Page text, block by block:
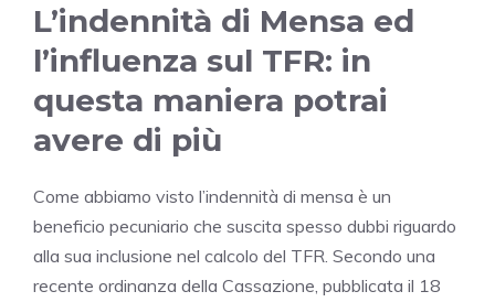
L’indennità di Mensa ed
l’influenza sul TFR: in
questa maniera potrai
avere di più
Come abbiamo visto l’indennità di mensa è un
beneficio pecuniario che suscita spesso dubbi riguardo
alla sua inclusione nel calcolo del TFR. Secondo una
recente ordinanza della Cassazione, pubblicata il 18